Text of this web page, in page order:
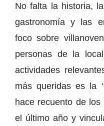
No falta la historia,
gastronomía y las
foco sobre
personas de la
actividades
más queridas es la ‘
hace recuento de
el último año y